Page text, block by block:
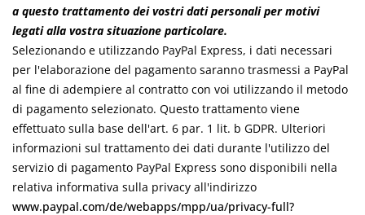
a questo trattamento dei vostri dati personali per motivi
legati alla vostra situazione particolare.
Selezionando e utilizzando PayPal Express, i dati necessari
per l'elaborazione del pagamento saranno trasmessi a PayPal
al fine di adempiere al contratto con voi utilizzando il metodo
di pagamento selezionato. Questo trattamento viene
effettuato sulla base dell'art. 6 par. 1 lit. b GDPR. Ulteriori
informazioni sul trattamento dei dati durante l'utilizzo del
servizio di pagamento PayPal Express sono disponibili nella
relativa informativa sulla privacy all'indirizzo
www.paypal.com/de/webapps/mpp/ua/privacy-full?